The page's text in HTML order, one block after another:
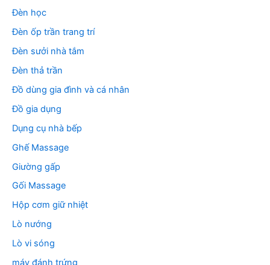
Đèn học
Đèn ốp trần trang trí
Đèn sưởi nhà tắm
Đèn thả trần
Đồ dùng gia đình và cá nhân
Đồ gia dụng
Dụng cụ nhà bếp
Ghế Massage
Giường gấp
Gối Massage
Hộp cơm giữ nhiệt
Lò nướng
Lò vi sóng
máy đánh trứng